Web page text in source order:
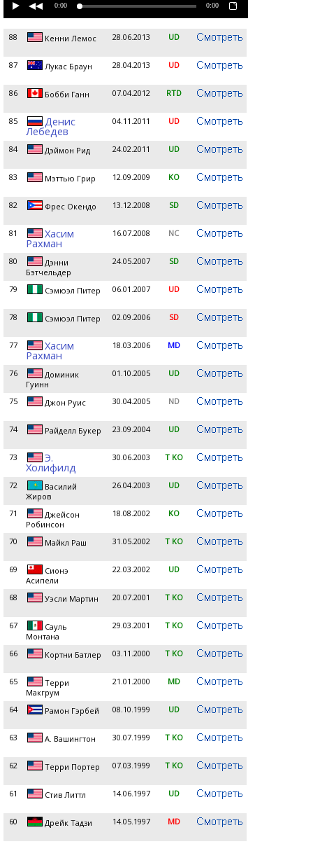
0:00 0:00
88 Кенни Лемос 28.06.2013 UD
87 Лукас Браун 28.04.2013 UD
86 Бобби Ганн 07.04.2012 RTD
85 Денис
Лебедев
04.11.2011 UD
84 Дэймон Рид 24.02.2011 UD
83 Мэттью Грир 12.09.2009 KO
82 Фрес Окендо 13.12.2008 SD
81 Хасим
Рахман
16.07.2008 NC
80
Дэнни
Бэтчельдер
24.05.2007 SD
79 Сэмюэл Питер 06.01.2007 UD
78 Сэмюэл Питер 02.09.2006 SD
77 Хасим
Рахман
18.03.2006 MD
76
Доминик
Гуинн
01.10.2005 UD
75 Джон Руис 30.04.2005 ND
74 Райделл Букер 23.09.2004 UD
73 Э.
Холифилд
30.06.2003 T KO
72
Василий
Жиров
26.04.2003 UD
71
Джейсон
Робинсон
18.08.2002 KO
70 Майкл Раш 31.05.2002 T KO
69
Сионэ
Асипели
22.03.2002 UD
68 Уэсли Мартин 20.07.2001 T KO
67
Сауль
Монтана
29.03.2001 T KO
66 Кортни Батлер 03.11.2000 T KO
65
Терри
Макгрум
21.01.2000 MD
64 Рамон Гэрбей 08.10.1999 UD
63 А. Вашингтон 30.07.1999 T KO
62 Терри Портер 07.03.1999 T KO
61 Стив Литтл 14.06.1997 UD
60 Дрейк Тадзи 14.05.1997 MD